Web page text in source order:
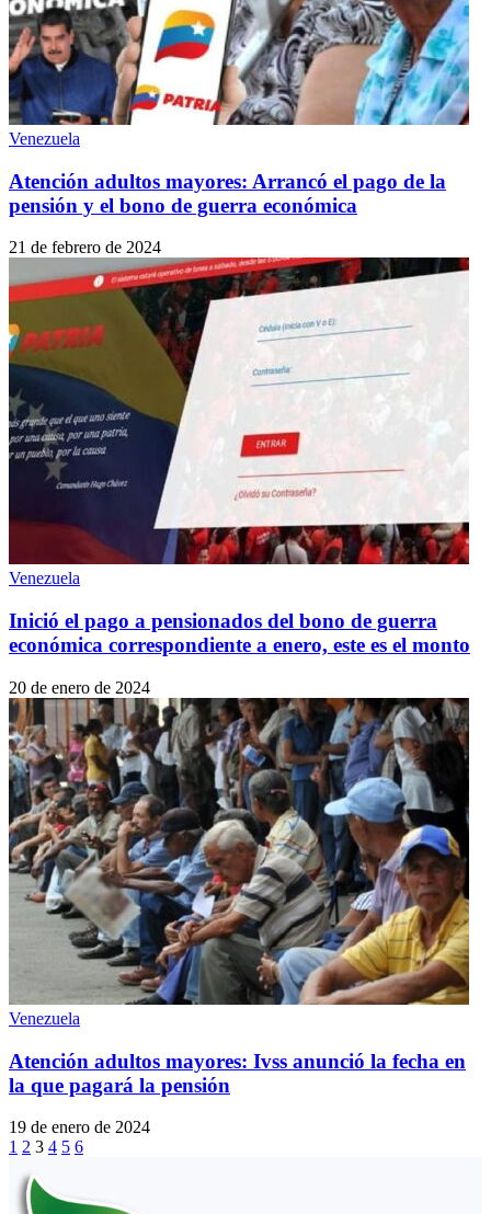
Venezuela
Atención adultos mayores: Arrancó el pago de la
pensión y el bono de guerra económica
21 de febrero de 2024
Venezuela
Inició el pago a pensionados del bono de guerra
económica correspondiente a enero, este es el monto
20 de enero de 2024
Venezuela
Atención adultos mayores: Ivss anunció la fecha en
la que pagará la pensión
19 de enero de 2024
1 2 3 4 5 6